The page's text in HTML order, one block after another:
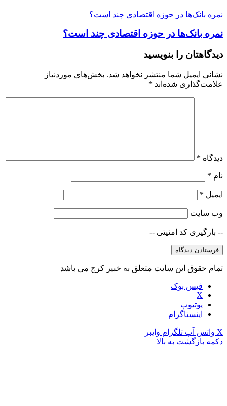
نمره بانک‌ها در حوزه اقتصادی چند است؟
نمره بانک‌ها در حوزه اقتصادی چند است؟
دیدگاهتان را بنویسید
نشانی ایمیل شما منتشر نخواهد شد. بخش‌های موردنیاز
علامت‌گذاری شده‌اند *
دیدگاه *
نام *
ایمیل *
وب‌ سایت
-- بارگیری کد امنیتی --
تمام حقوق این سایت متعلق به خبیر کرج می باشد
فیس بوک
X
یوتیوب
اینستاگرام
X واتس آپ تلگرام وایبر
دکمه بازگشت به بالا